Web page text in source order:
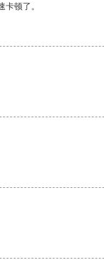
顿了。